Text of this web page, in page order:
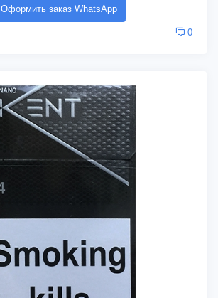
Оформить заказ WhatsApp
0